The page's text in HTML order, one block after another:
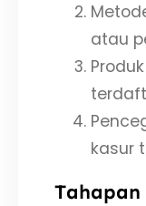
atau
kasur
Tahapan